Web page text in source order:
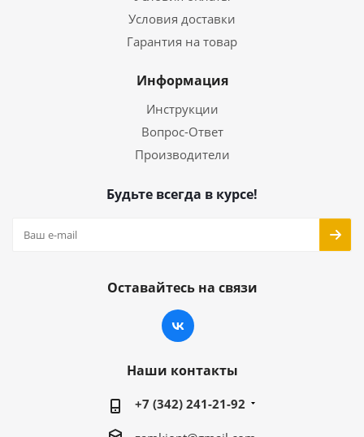
Условия доставки
Гарантия на товар
Информация
Инструкции
Вопрос-Ответ
Производители
Будьте всегда в курсе!
Оставайтесь на связи
Наши контакты
+7 (342) 241-21-92